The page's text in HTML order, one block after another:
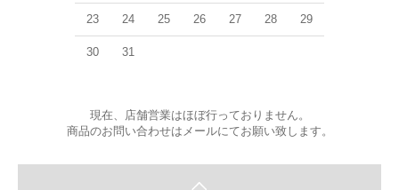
23 24 25 26 27 28 29
30 31
現在、店舗営業はほぼ行っておりません。
商品のお問い合わせはメールにてお願い致します。